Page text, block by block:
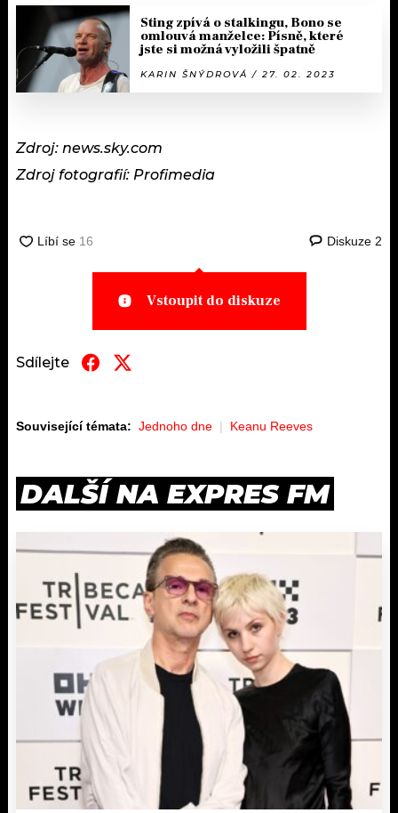
Sting zpívá o stalkingu, Bono se
omlouvá manželce: Písně, které
jste si možná vyložili špatně
KARIN ŠNÝDROVÁ / 27. 02. 2023
Zdroj: news.sky.com
Zdroj fotografií: Profimedia
Diskuze 2
Vstoupit do diskuze
Sdílejte
Související témata: Jednoho dne Keanu Reeves
DALŠÍ NA EXPRES FM